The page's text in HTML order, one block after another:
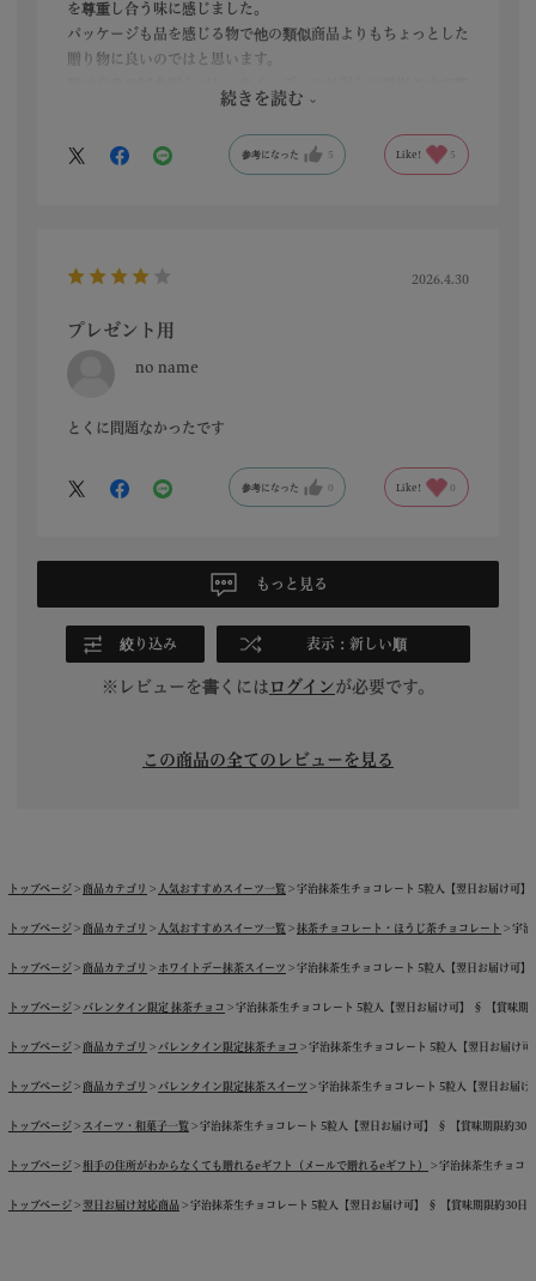
を尊重し合う味に感じました。
パッケージも品を感じる物で他の類似商品よりもちょっとした
贈り物に良いのではと思います。
続きを読む
参考になった 5 Like! 5
2026.4.30
プレゼント用
no name
とくに問題なかったです
参考になった 0 Like! 0
もっと見る
絞り込み 表示：新しい順
※レビューを書くには ログインが必要です。
この商品の全てのレビューを見る
トップページ 商品カテゴリ 人気おすすめスイーツ一覧 宇治抹茶生チョコレート 5粒入【翌日お届け可
トップページ 商品カテゴリ 人気おすすめスイーツ一覧 抹茶チョコレート・ほうじ茶チョコレート 宇治
トップページ 商品カテゴリ ホワイトデー抹茶スイーツ 宇治抹茶生チョコレート 5粒入【翌日お届け可
トップページ バレンタイン限定 抹茶チョコ 宇治抹茶生チョコレート 5粒入【翌日お届け可】 § 【賞味期
トップページ 商品カテゴリ バレンタイン限定抹茶チョコ 宇治抹茶生チョコレート 5粒入【翌日お届け
トップページ 商品カテゴリ バレンタイン限定抹茶スイーツ 宇治抹茶生チョコレート 5粒入【翌日お届
トップページ スイーツ・和菓子一覧 宇治抹茶生チョコレート 5粒入【翌日お届け可】 § 【賞味期限約30
トップページ 相手の住所がわからなくても贈れるeギフト（メールで贈れるeギフト） 宇治抹茶生チョコ
トップページ 翌日お届け対応商品 宇治抹茶生チョコレート 5粒入【翌日お届け可】 § 【賞味期限約30日